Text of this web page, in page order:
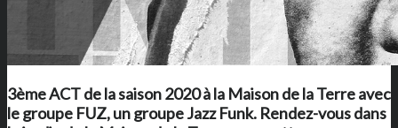
3ème ACT de la saison 2020 àla Maison de la Terreavec
le groupe FUZ, un groupe Jazz Funk. Rendez-vous dans